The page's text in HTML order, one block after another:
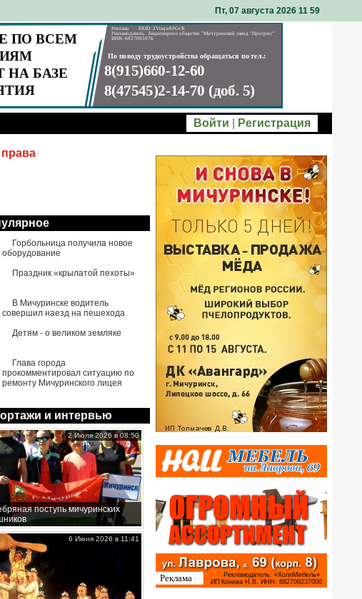
Пт, 07 августа 2026 11: 59
Войти Регистрация
Горбольница получила новое
оборудование
Праздник «крылатой пехоты»
В Мичуринске водитель
совершил наезд на пешехода
Детям - о великом земляке
Глава города
прокомментировал ситуацию по
ремонту Мичуринского лицея
и интервью
поступь мичуринских
2 Июля 2026 в 08:50
6 Июня 2026 в 11:41